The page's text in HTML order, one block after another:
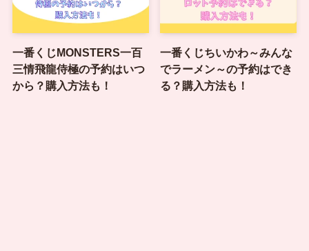
一番くじMONSTERS一百
三情飛龍侍極の予約はいつ
から？購入方法も！
一番くじちいかわ～みんな
でラーメン～の予約はでき
る？購入方法も！